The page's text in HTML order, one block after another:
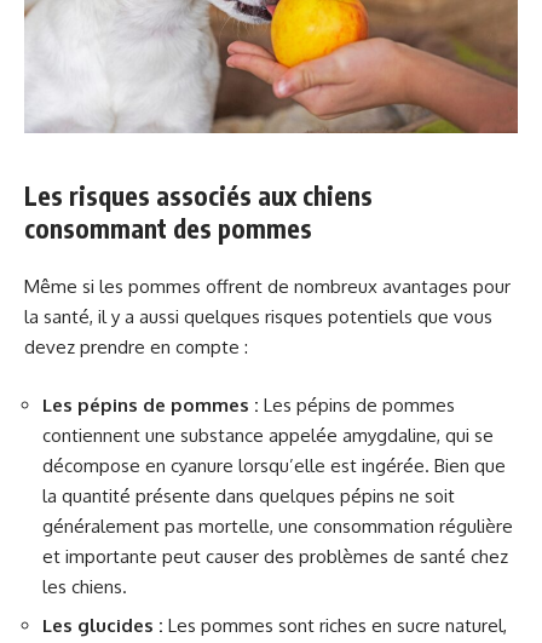
Les risques associés aux chiens
consommant des pommes
Même si les pommes offrent de nombreux avantages pour
la santé, il y a aussi quelques risques potentiels que vous
devez prendre en compte :
Les pépins de pommes : Les pépins de pommes
contiennent une substance appelée amygdaline, qui se
décompose en cyanure lorsqu’elle est ingérée. Bien que
la quantité présente dans quelques pépins ne soit
généralement pas mortelle, une consommation régulière
et importante peut causer des problèmes de santé chez
les chiens.
Les glucides : Les pommes sont riches en sucre naturel,